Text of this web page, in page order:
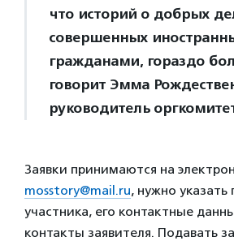
что историй о добрых
совершенных
гражданами, гораздо
говорит Эмма
руководитель
Заявки принимаются на
mosstory@mail.ru, нужно
участника, его контактные
контакты заявителя. Подавать